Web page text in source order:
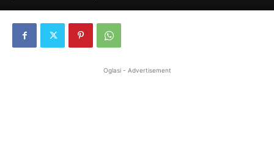
Oglasi - Advertisement